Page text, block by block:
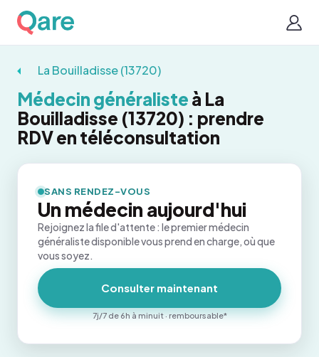
La Bouilladisse (13720)
Médecin généraliste à La
Bouilladisse (13720) : prendre
RDV en téléconsultation
SANS RENDEZ-VOUS
Un médecin aujourd'hui
Rejoignez la file d'attente : le premier médecin
généraliste disponible vous prend en charge, où que
vous soyez.
Consulter maintenant
7j/7 de 6h à minuit · remboursable*